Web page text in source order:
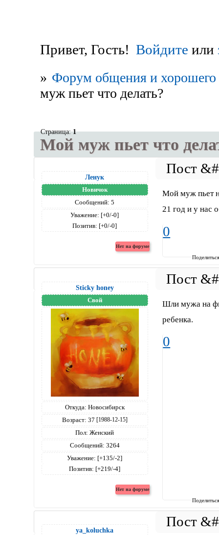
Привет, Гость! Войдите или
» Форум общения и хорошего
муж пьет что делать?
Мой муж пьет что
Страница:1
Ленук
Новичок
Сообщений: 5
Уважение: [+0/-0]
Позитив: [+0/-0]
Мой муж пьет
21 год и у нас
0
Sticky honey
Свой
Откуда: Новосибирск
Возраст: 37 [1988-12-15]
Пол: Женский
Сообщений: 3264
Уважение: [+135/-2]
Позитив: [+219/-4]
Шли мужа на
ребенка.
0
ya_koluchka